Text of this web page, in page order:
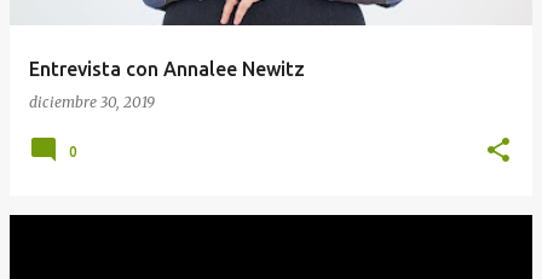
Entrevista con Annalee Newitz
diciembre 30, 2019
0